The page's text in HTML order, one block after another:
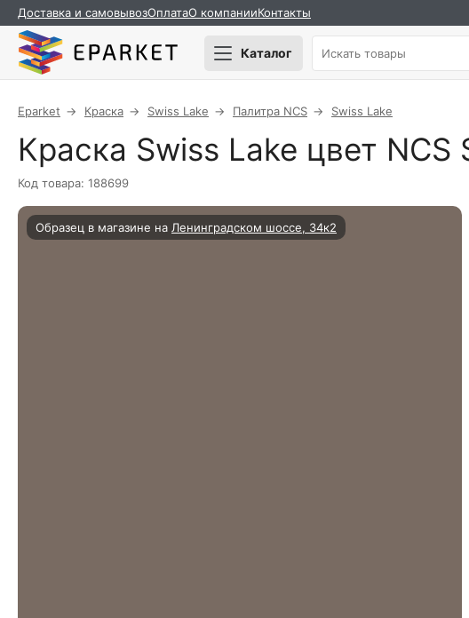
Доставка и самовывозОплатаО компанииКонтакты
Каталог
Eparket Краска Swiss Lake Палитра NCS Swiss Lake
Краска Swiss Lake цвет
Код товара: 188699
Образец в магазине на Ленинградском шоссе, 34к2